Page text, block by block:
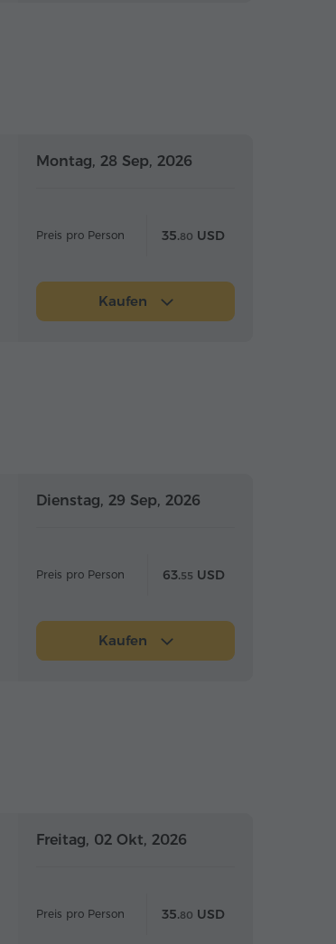
Montag, 28 Sep, 2026
Preis pro Person 35.80 USD
Kaufen
Dienstag, 29 Sep, 2026
Preis pro Person 63.55 USD
Kaufen
Freitag, 02 Okt, 2026
Preis pro Person 35.80 USD